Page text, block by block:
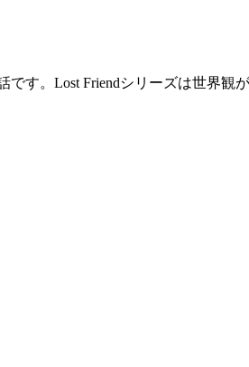
す。Lost Friendシリーズは世界